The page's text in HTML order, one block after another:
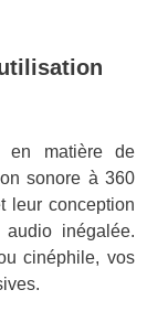
en matière de
sonore à 360
leur conception
inégalée.
cinéphile, vos